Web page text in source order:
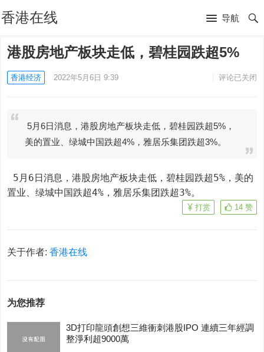
香港在线 导航
港股房地产板块走低，碧桂园跌超5%
香港经济 2022年5月6日 9:39 评论已关闭
5月6日消息，港股房地产板块走低，碧桂园跌超5%，
美的置业、绿城中国跌超4%，雅居乐集团跌超3%。
5月6日消息，港股房地产板块走低，碧桂园跌超5%，美的
置业、绿城中国跌超4%，雅居乐集团跌超3%。
14 赞
打赏
关于作者:香港在线
为您推荐
3D打印龍頭創想三維衝刺港股IPO 連續三年經調
整淨利超9000萬